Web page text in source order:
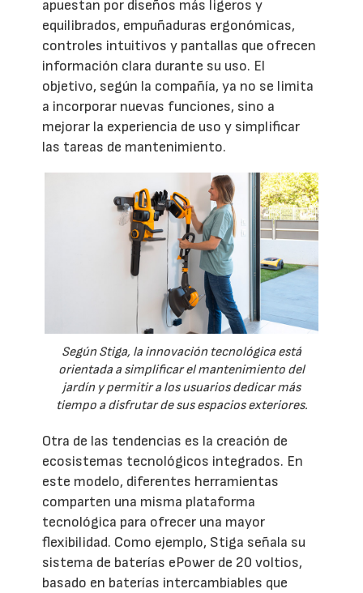
apuestan por diseños más ligeros y
equilibrados, empuñaduras ergonómicas,
controles intuitivos y pantallas que ofrecen
información clara durante su uso. El
objetivo, según la compañía, ya no se limita
a incorporar nuevas funciones, sino a
mejorar la experiencia de uso y simplificar
las tareas de mantenimiento.
Según Stiga, la innovación tecnológica está
orientada a simplificar el mantenimiento del
jardín y permitir a los usuarios dedicar más
tiempo a disfrutar de sus espacios exteriores.
Otra de las tendencias es la creación de
ecosistemas tecnológicos integrados. En
este modelo, diferentes herramientas
comparten una misma plataforma
tecnológica para ofrecer una mayor
flexibilidad. Como ejemplo, Stiga señala su
sistema de baterías ePower de 20 voltios,
basado en baterías intercambiables que